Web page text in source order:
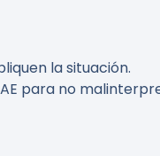
la situación.
para no